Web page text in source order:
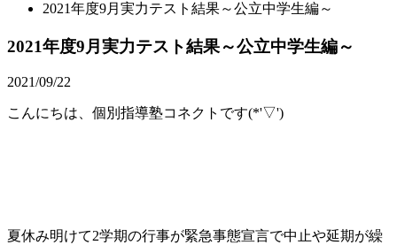
2021年度9月実力テスト結果～公立中学生編～
2021年度9月実力テスト結果～公立中学生編～
2021/09/22
こんにちは、個別指導塾コネクトです(*'▽')
夏休み明けて2学期の行事が緊急事態宣言で中止や延期が繰